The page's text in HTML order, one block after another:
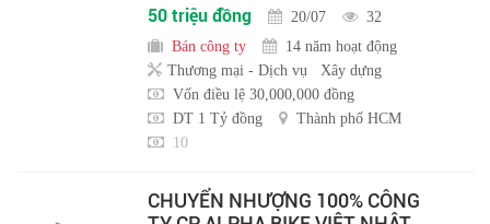
50 triệu đồng 20/07
32
Bán công ty
14 năm hoạt động
Thương mại - Dịch vụ
Xây dựng
Vốn điều lệ 30,000,000 đồng
DT 1 Tỷ đồng
Thành phố HCM
10
CHUYỂN NHƯỢNG 100% CÔNG